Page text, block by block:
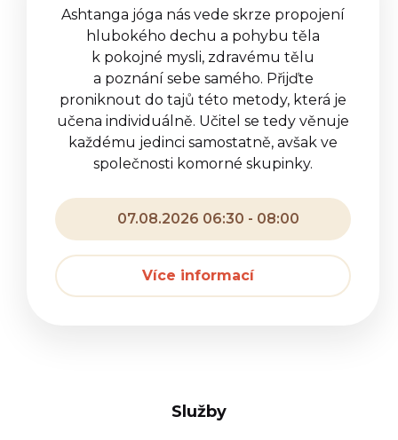
Ashtanga jóga nás vede skrze propojení
hlubokého dechu a pohybu těla
k pokojné mysli, zdravému tělu
a poznání sebe samého. Přijďte
proniknout do tajů této metody, která je
učena individuálně. Učitel se tedy věnuje
každému jedinci samostatně, avšak ve
společnosti komorné skupinky.
07.08.2026 06:30 - 08:00
Více informací
Služby